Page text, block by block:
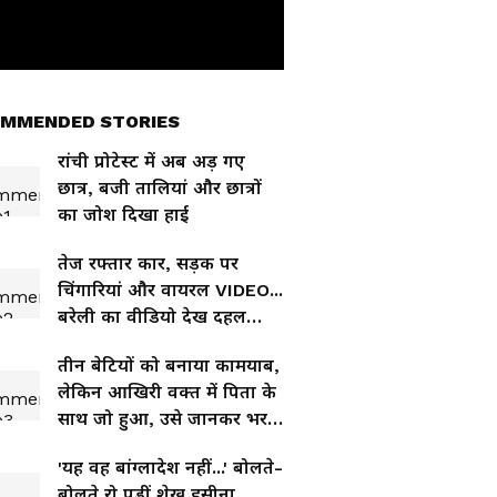
STORIES
रांची प्रोटेस्ट में अब अड़ गए
छात्र, बजी तालियां और छात्रों
का जोश दिखा हाई
तेज रफ्तार कार, सड़क पर
चिंगारियां और वायरल VIDEO...
बरेली का वीडियो देख दहल
तीन बेटियों को बनाया कामयाब,
लेकिन आखिरी वक्त में पिता के
साथ जो हुआ, उसे जानकर भर
'यह वह बांग्लादेश नहीं...' बोलते-